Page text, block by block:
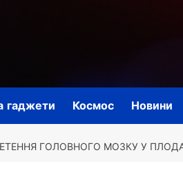
гаджети Космос Новини
ГОЛОВНОГО МОЗКУ У